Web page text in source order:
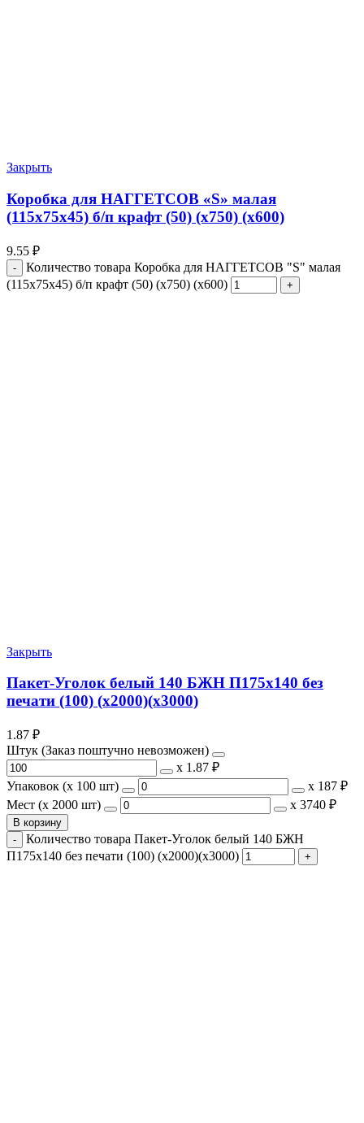
Закрыть
Коробка для НАГГЕТСОВ «S» малая
(115х75х45) б/п крафт (50) (х750) (х600)
9.55 ₽
Количество товара Коробка для НАГГЕТСОВ "S" малая
(115х75х45) б/п крафт (50) (х750) (х600)
Закрыть
Пакет-Уголок белый 140 БЖН П175х140 без
печати (100) (х2000)(х3000)
1.87 ₽
Штук (Заказ поштучно невозможен)
х 1.87 ₽
Упаковок (x 100 шт)
х 187 ₽
Мест (x 2000 шт)
х 3740 ₽
В корзину
Количество товара Пакет-Уголок белый 140 БЖН
П175х140 без печати (100) (х2000)(х3000)